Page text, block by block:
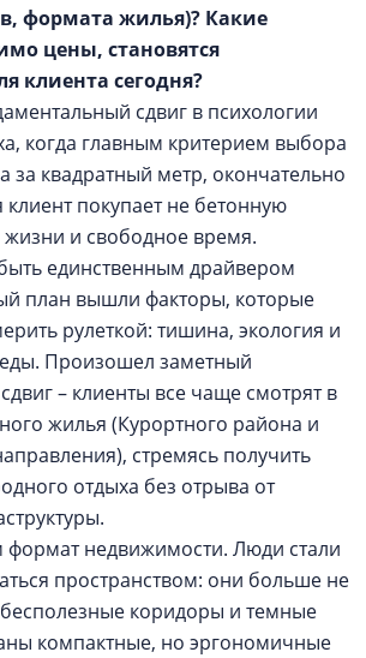
формата жилья)? Какие
цены, становятся
сегодня?
сдвиг в психологии
когда главным критерием выбора
за квадратный метр, окончательно
покупает не бетонную
жизни и свободное время.
единственным драйвером
план вышли факторы, которые
рулеткой: тишина, экология и
Произошел заметный
– клиенты все чаще смотрят в
жилья (Курортного района и
стремясь получить
отдыха без отрыва от
формат недвижимости. Люди стали
пространством: они больше не
бесполезные коридоры и темные
компактные, но эргономичные